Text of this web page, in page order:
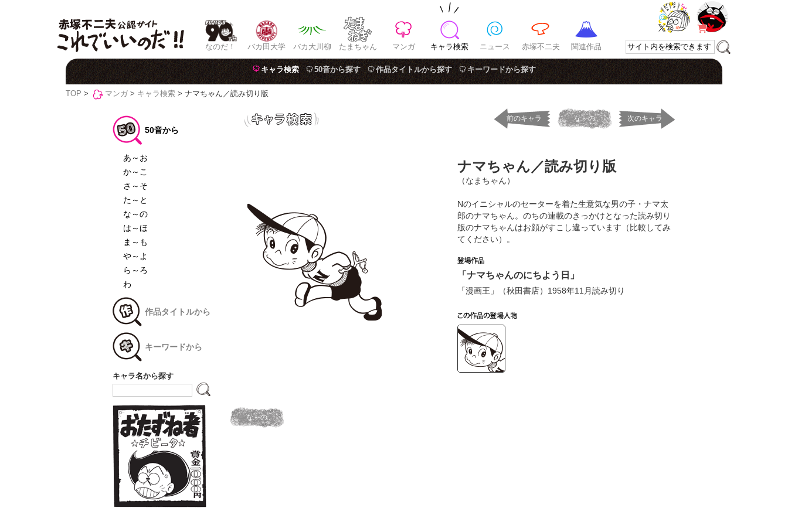
なのだ！ バカ田大学 バカ大川柳 たまちゃん マンガ キャラ検索 ニュース 赤塚不二夫 関連作品
キャラ検索 50音から探す 作品タイトルから探す キーワードから探す
TOP > マンガ > キャラ検索 > ナマちゃん／読み切り版
前のキャラ な～の 次のキャラ
ナマちゃん／読み切り版
（なまちゃん）
Nのイニシャルのセーターを着た生意気な男の子・ナマ太
郎のナマちゃん。のちの連載のきっかけとなった読み切り
版のナマちゃんはお顔がすこし違っています（比較してみ
てください）。
「ナマちゃんのにちよう日」
「漫画王」（秋田書店）1958年11月読み切り
な～の
50音から
あ～お
か～こ
さ～そ
た～と
な～の
は～ほ
ま～も
や～よ
ら～ろ
わ
作品タイトルから
キーワードから
キャラ名から探す